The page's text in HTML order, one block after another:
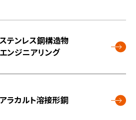
ステンレス鋼構造物
エンジニアリング
アラカルト溶接形鋼